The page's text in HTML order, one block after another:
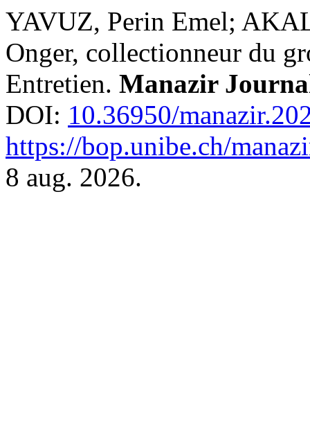
YAVUZ, Perin Emel;
Onger, collectionneur du
Entretien. Manazir
DOI: 10.36950/
https://bop.unibe.ch/
8 aug. 2026.